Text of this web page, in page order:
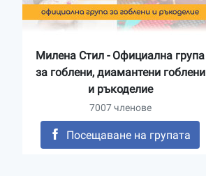
Милена Стил - Официална група
за гоблени, диамантени гоблени
и ръкоделие
7007 членове
Посещаване на групата